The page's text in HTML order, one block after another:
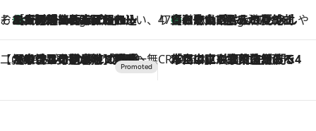
そおだよおこの関西おいしい、おやつ紀行6 Hours Ago
［大阪府箕面市］一皿一皿目の前で仕上げられる、料理を巧みに組み込んだアシェットデセールコース「ミチル アシェット デセール（Michiru assiette dessert）」 47都道府県の手みやげ ひんやりスイーツで夏を満喫
6 Hours Ago
【和歌山県】この夏絶対食べたい 冷やしておいしいおやつ3選 みかんがごろっと丸ごと入ったジュレ
【CREA×星野リゾート】唯一無二。癒しと発見が待つ場所へ
2026.8.7
【トンボの足水浴】ヒノキの香りに包まれて涼感マックス！約13℃の湧水かけ流しを避暑地「星野温泉 トンボの湯」で体験 CREA'S CHOICE
2026.8.7
「立川にも歌舞伎があるんだよ」 片岡仁左衛門・市川中車ら豪華座組みで4年目の立川立飛歌舞伎へ